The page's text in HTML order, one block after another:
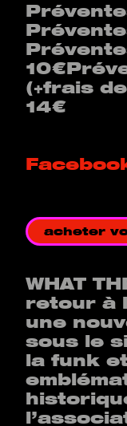
WHAT
retour à
une
sous le
la funk
(+frais
14€
acheter